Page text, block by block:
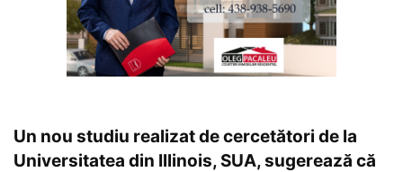
Un nou studiu realizat de cercetători de la
Universitatea din Illinois, SUA, sugerează că